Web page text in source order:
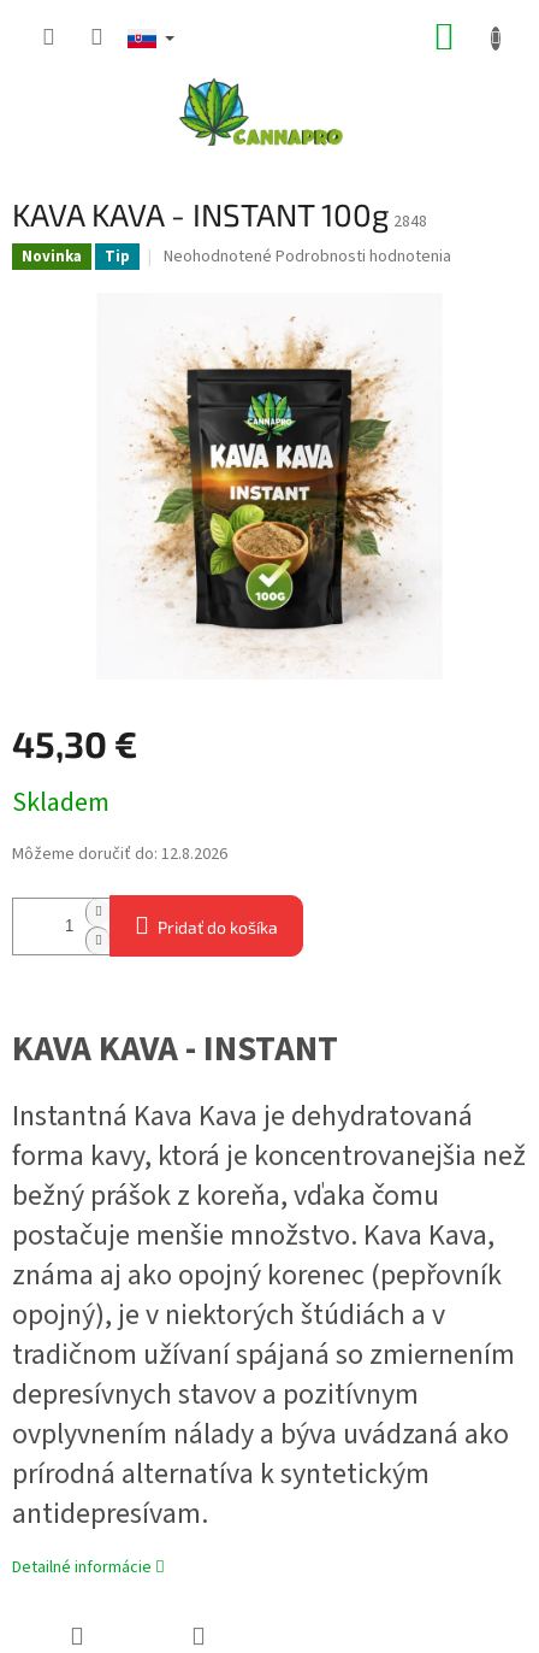
KAVA KAVA - INSTANT 100g 2848
Novinka Tip
Priemerné
je
5
hviezdičiek.
Neohodnotené Podrobnosti hodnotenia
45,30 €
cena:
Skladem
Môžeme doručiť do: 12.8.2026
Pridať do košíka
KAVA KAVA - INSTANT
Instantná Kava Kava je dehydratovaná
forma kavy, ktorá je koncentrovanejšia než
bežný prášok z koreňa, vďaka čomu
postačuje menšie množstvo. Kava Kava,
známa aj ako opojný korenec (pepřovník
opojný), je v niektorých štúdiách a v
tradičnom užívaní spájaná so zmiernením
depresívnych stavov a pozitívnym
ovplyvnením nálady a býva uvádzaná ako
prírodná alternatíva k syntetickým
antidepresívam.
Detailné informácie